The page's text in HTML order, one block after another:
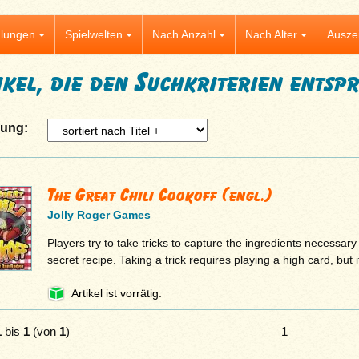
Spielwelten Nach Anzahl Nach Alter
die den Suchkriterien
The Great Chili Cookoff (engl.)
Jolly Roger Games
Players try to take tricks to capture the ingredients
secret recipe. Taking a trick requires playing a high card, but
Artikel ist vorrätig.
bis 1(von 1) 1